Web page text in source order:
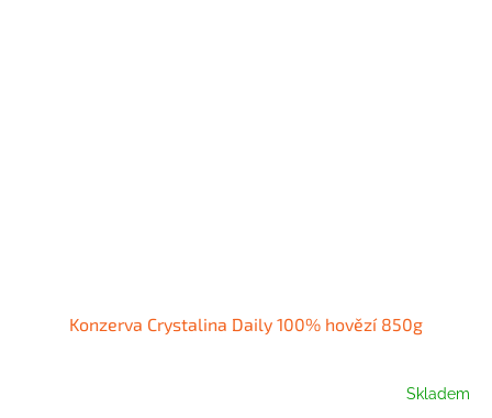
Konzerva Crystalina Daily 100% hovězí 850g
Skladem